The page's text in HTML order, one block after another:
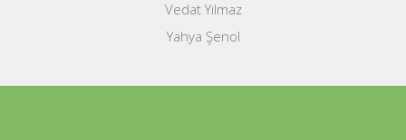
Vedat Yılmaz
Yahya Şenol